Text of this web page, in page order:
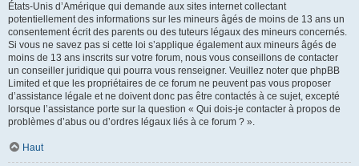
États-Unis d’Amérique qui demande aux sites internet collectant
potentiellement des informations sur les mineurs âgés de moins de 13 ans un
consentement écrit des parents ou des tuteurs légaux des mineurs concernés.
Si vous ne savez pas si cette loi s’applique également aux mineurs âgés de
moins de 13 ans inscrits sur votre forum, nous vous conseillons de contacter
un conseiller juridique qui pourra vous renseigner. Veuillez noter que phpBB
Limited et que les propriétaires de ce forum ne peuvent pas vous proposer
d’assistance légale et ne doivent donc pas être contactés à ce sujet, excepté
lorsque l’assistance porte sur la question « Qui dois-je contacter à propos de
problèmes d’abus ou d’ordres légaux liés à ce forum ? ».
Haut